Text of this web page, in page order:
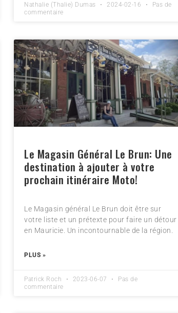
Nathalie (Thalie) Dumas 2024-02-16
Pas de
commentaire
Le Magasin Général Le Brun: Une
destination à ajouter à votre
prochain itinéraire Moto!
Le Magasin général Le Brun doit être sur
votre liste et un prétexte pour faire un détour
en Mauricie. Un incontournable de la région.
PLUS »
Patrick Roch 2023-06-07
Pas de
commentaire